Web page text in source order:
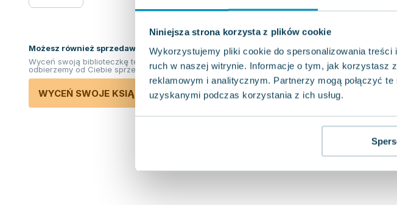
Niniejsza strona korzysta z plików cookie
Wykorzystujemy pliki cookie do spersonalizowania
ruch w naszej witrynie. Informacje o tym, jak korzystasz
reklamowym i analitycznym. Partnerzy mogą połączyć
uzyskanymi podczas korzystania z ich usług.
Możesz również sprzedawać ksiązki!
Wyceń swoją biblioteczkę teraz. Odkupimy i
odbierzemy od Ciebie sprzedane książki.
WYCEŃ SWOJE KSIĄŻKI